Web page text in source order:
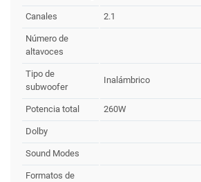
Canales 2.1
Número de
altavoces
Tipo de
subwoofer
Inalámbrico
Potencia total 260W
Dolby
Sound Modes
Formatos de